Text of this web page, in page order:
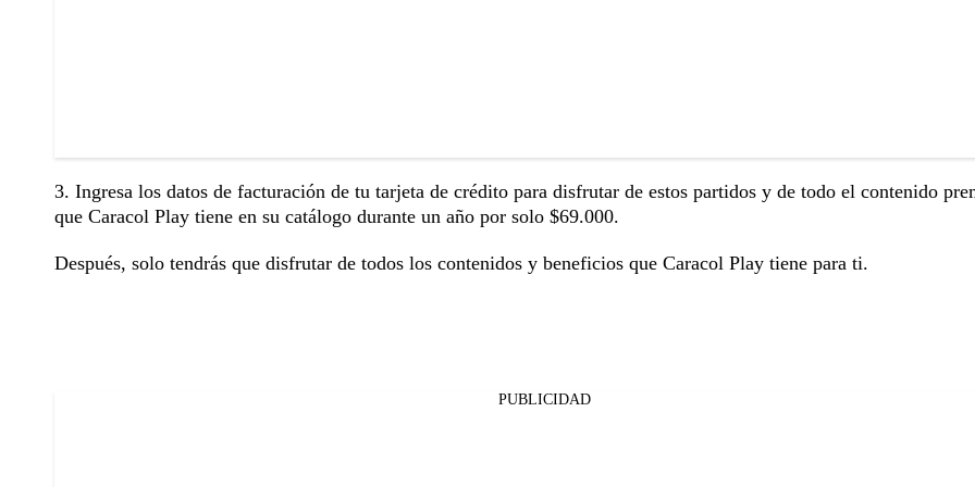
3. Ingresa los datos de facturación de tu tarjeta de crédito para disfrutar de estos partidos y de todo el contenido
que Caracol Play tiene en su catálogo durante un año por solo $69.000.
Después, solo tendrás que disfrutar de todos los contenidos y beneficios que Caracol Play tiene para ti.
PUBLICIDAD